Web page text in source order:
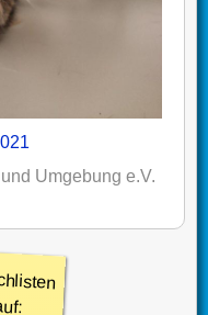
Umgebung e.V.